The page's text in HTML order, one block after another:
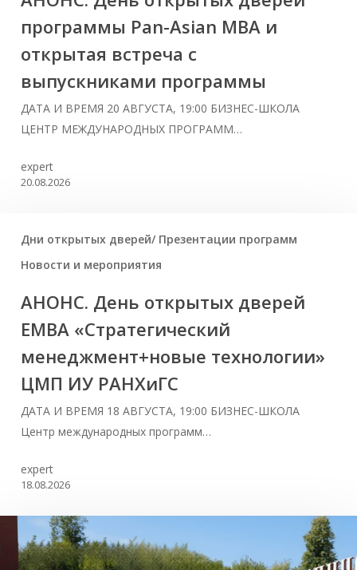
программы Pan-Asian MBA и
открытая встреча с
выпускниками программы
ДАТА И ВРЕМЯ 20 АВГУСТА, 19:00 БИЗНЕС-ШКОЛА
ЦЕНТР МЕЖДУНАРОДНЫХ ПРОГРАММ…
expert
20.08.2026
Дни открытых дверей/ Презентации программ
Новости и мероприятия
АНОНС. День открытых дверей
ЕМВА «Стратегический
менеджмент+новые технологии»
ЦМП ИУ РАНХиГС
ДАТА И ВРЕМЯ 18 АВГУСТА, 19:00 БИЗНЕС-ШКОЛА
Центр международных программ…
expert
18.08.2026